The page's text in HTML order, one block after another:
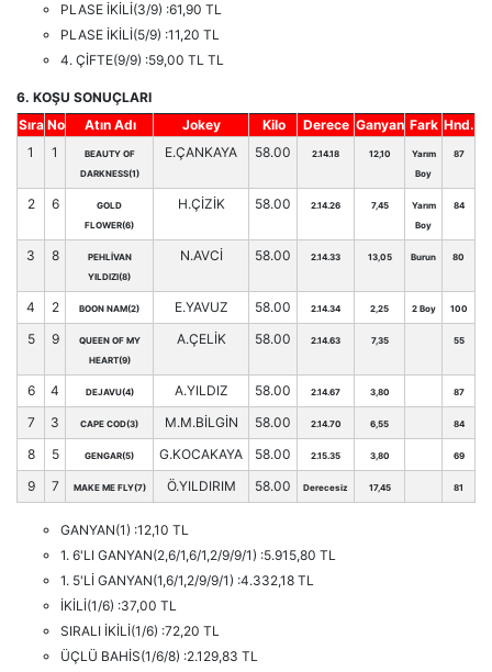
PLASE İKİLİ(3/9) :61,90 TL
PLASE İKİLİ(5/9) :11,20 TL
4. ÇİFTE(9/9) :59,00 TL TL
6. KOŞU SONUÇLARI
Sıra No Atın Adı Jokey Kilo Derece Ganyan Fark Hnd.
1
1
BEAUTY OF
DARKNESS(1)
E.ÇANKAYA 58.00 2.14.18 12,10
Yarım
Boy
87
2 6
GOLD
FLOWER(6)
H.ÇİZİK 58.00 2.14.26 7,45
Yarım
Boy
84
3 8
PEHLİVAN
YILDIZI(8)
N.AVCİ 58.00 2.14.33 13,05 Burun 80
4 2 BOON NAM(2) E.YAVUZ 58.00 2.14.34 2,25 2 Boy 100
5 9
QUEEN OF MY
HEART(9)
A.ÇELİK 58.00 2.14.63 7,35 55
6 4 DEJAVU(4) A.YILDIZ 58.00 2.14.67 3,80 87
7 3 CAPE COD(3) M.M.BİLGİN 58.00 2.14.70 6,55 84
8 5 GENGAR(5) G.KOCAKAYA 58.00 2.15.35 3,80 69
9 7 MAKE ME FLY(7) Ö.YILDIRIM 58.00 Derecesiz 17,45 81
GANYAN(1) :12,10 TL
1. 6'LI GANYAN(2,6/1,6/1,2/9/9/1) :5.915,80 TL
1. 5'Lİ GANYAN(1,6/1,2/9/9/1) :4.332,18 TL
İKİLİ(1/6) :37,00 TL
SIRALI İKİLİ(1/6) :72,20 TL
ÜÇLÜ BAHİS(1/6/8) :2.129,83 TL